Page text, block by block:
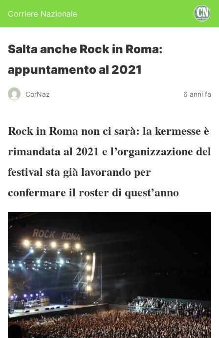
Corriere Nazionale
Salta anche Rock in Roma:
appuntamento al 2021
CorNaz 6 anni fa
Rock in Roma non ci sarà: la kermesse è
rimandata al 2021 e l’organizzazione del
festival sta già lavorando per
confermare il roster di quest’anno